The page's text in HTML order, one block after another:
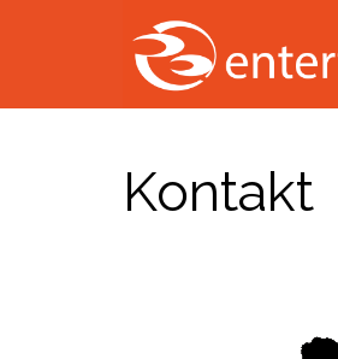
Kontakt